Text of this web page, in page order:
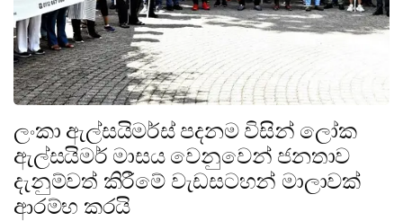
ලංකා ඇල්සයිමර්ස් පදනම විසින් ලෝක
ඇල්සයිමර් මාසය වෙනුවෙන් ජනතාව
දැනුම්වත් කිරීමේ වැඩසටහන් මාලාවක්
ආරම්භ කරයි